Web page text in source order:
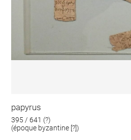
papyrus
395 / 641 (?)
(époque byzantine [?])